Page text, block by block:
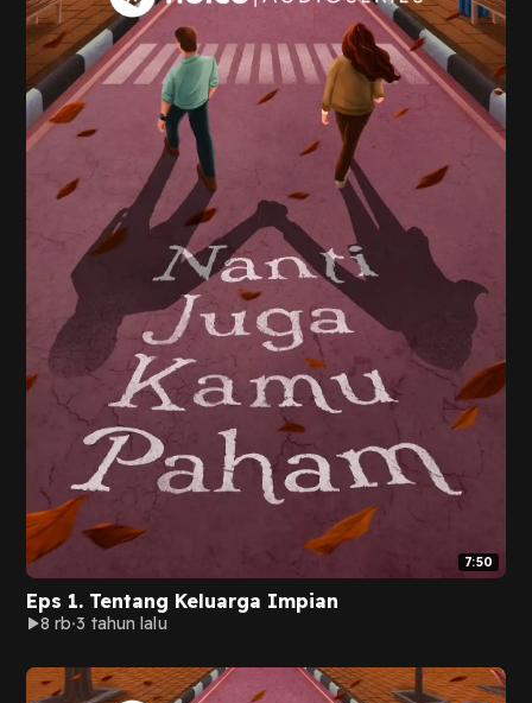
7:50
Eps 1. Tentang Keluarga Impian
8 rb 3 tahun lalu